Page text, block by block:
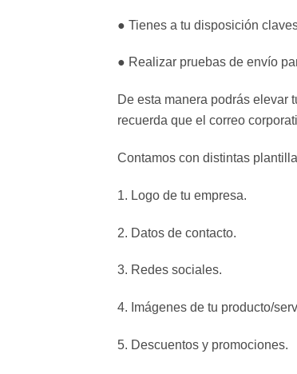
● Tienes a tu disposición
● Realizar pruebas de envío
De esta manera podrás elevar
recuerda que el correo
Contamos con distintas
1. Logo de tu empresa.
2. Datos de contacto.
3. Redes sociales.
4. Imágenes de tu producto/
5. Descuentos y promociones.